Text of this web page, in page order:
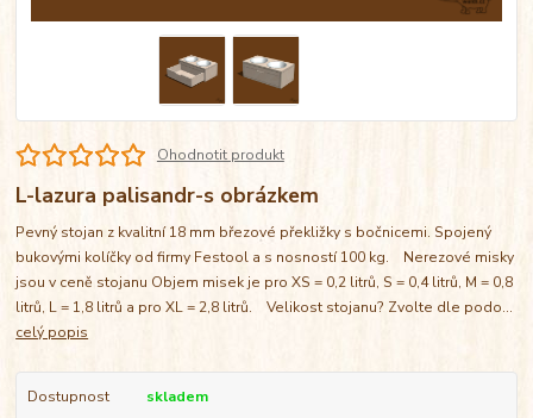
Ohodnotit produkt
L-lazura palisandr-s obrázkem
Pevný stojan z kvalitní 18 mm březové překližky s bočnicemi. Spojený
bukovými kolíčky od firmy Festool a s nosností 100 kg. Nerezové misky
jsou v ceně stojanu Objem misek je pro XS = 0,2 litrů, S = 0,4 litrů, M = 0,8
litrů, L = 1,8 litrů a pro XL = 2,8 litrů. Velikost stojanu? Zvolte dle podo...
celý popis
Dostupnost
skladem